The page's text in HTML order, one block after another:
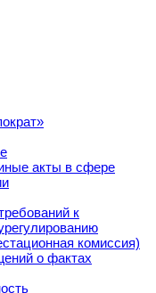
акты в сфере
к
комиссия)
о фактах